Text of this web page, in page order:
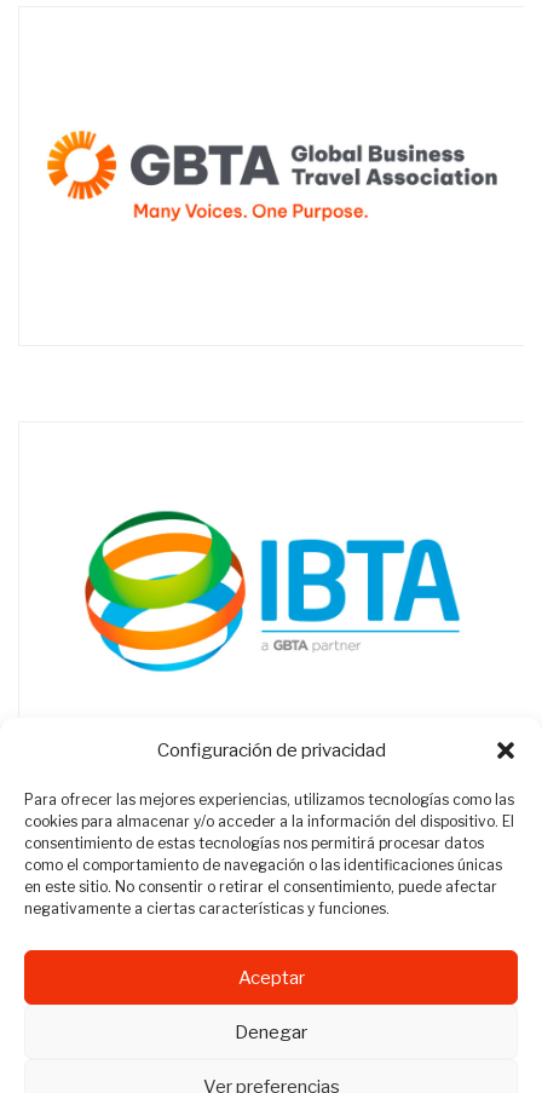
Configuración de privacidad
Para ofrecer las mejores experiencias, utilizamos tecnologías como las
cookies para almacenar y/o acceder a la información del dispositivo. El
consentimiento de estas tecnologías nos permitirá procesar datos
como el comportamiento de navegación o las identificaciones únicas
en este sitio. No consentir o retirar el consentimiento, puede afectar
negativamente a ciertas características y funciones.
Aceptar
Denegar
Ver preferencias
Revista Travel Manager © 2012 - 2026
Todos los derechos reservados.